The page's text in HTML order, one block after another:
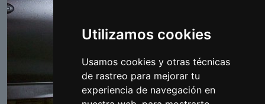
Utilizamos cookies
Usamos cookies y otras técnicas
de rastreo para mejorar tu
experiencia de navegación en